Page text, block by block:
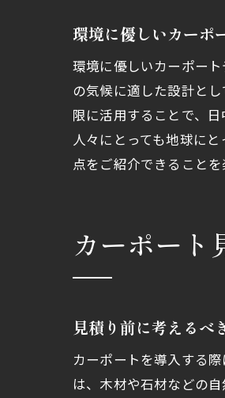
環境に優しいカーポ
環境に優しいカーポー
の気候に適した設計と
限に活用することで、
人々にとっても地球に
点をご紹介できることを
カーポート
見積り前に考えるべ
カーポートを導入する
は、木材や石材などの